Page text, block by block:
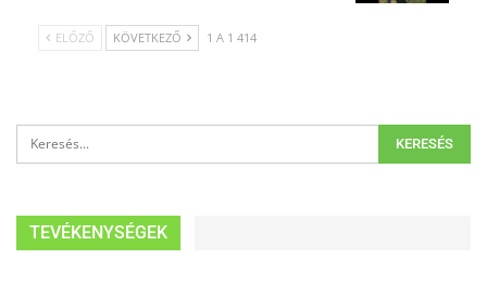
ELŐZŐ KÖVETKEZŐ 1 A 1 414
TEVÉKENYSÉGEK